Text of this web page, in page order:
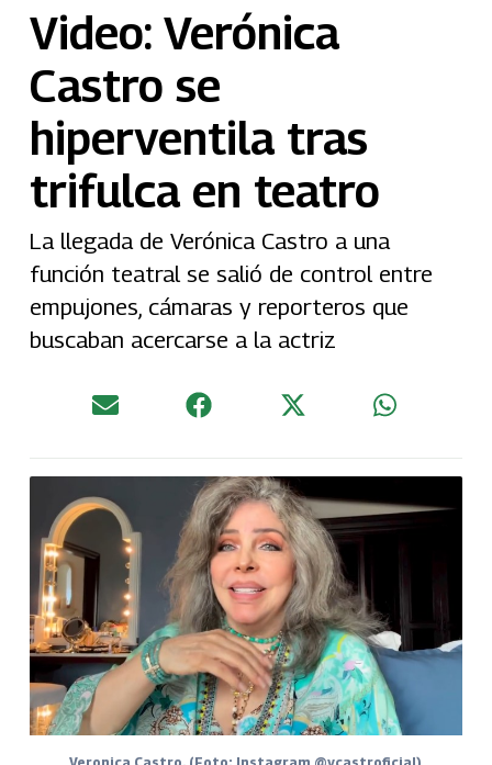
Video: Verónica
Castro se
hiperventila tras
trifulca en teatro
La llegada de Verónica Castro a una
función teatral se salió de control entre
empujones, cámaras y reporteros que
buscaban acercarse a la actriz
Veronica Castro. (Foto: Instagram @vcastroficial)